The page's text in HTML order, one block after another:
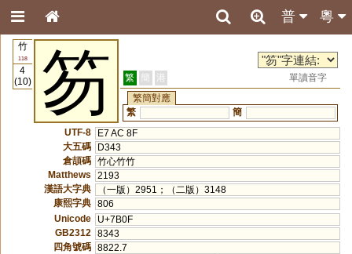
粵
普
竹
118
4
(10)
笏 繁 簡 港
單讀音字
繁簡對應
繁
簡
UTF-8
E7 AC 8F
大五碼
D343
倉頡碼 竹心竹竹
Matthews
2193
漢語大字典
（一版）2951；（二版）3148
康熙字典 806
Unicode
U+7B0F
GB2312
8343
四角號碼 8822.7